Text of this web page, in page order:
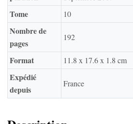
Tome 10
Nombre de
pages
192
Format 11.8 x 17.6 x 1.8 cm
Expédié
depuis
France